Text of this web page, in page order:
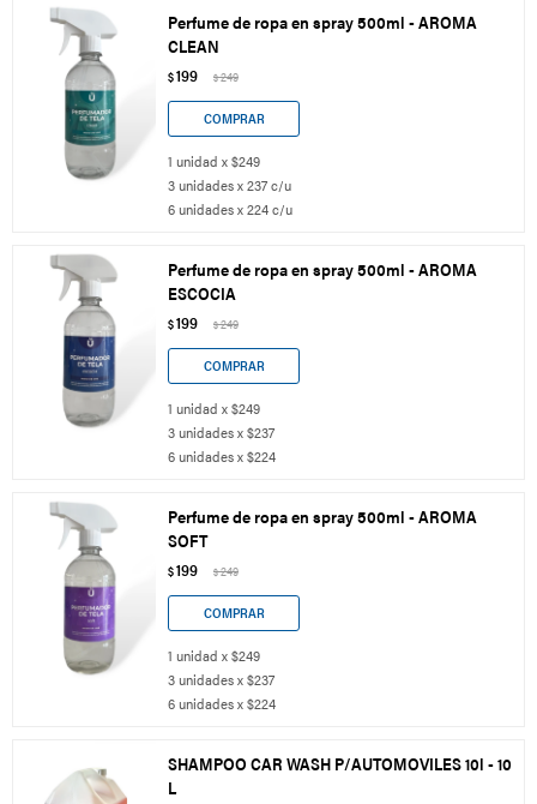
Perfume de ropa en spray 500ml - AROMA
CLEAN
$199 $249
1 unidad x $249
3 unidades x 237 c/u
6 unidades x 224 c/u
Perfume de ropa en spray 500ml - AROMA
ESCOCIA
$199 $249
1 unidad x $249
3 unidades x $237
6 unidades x $224
Perfume de ropa en spray 500ml - AROMA
SOFT
$199 $249
1 unidad x $249
3 unidades x $237
6 unidades x $224
SHAMPOO CAR WASH P/AUTOMOVILES 10l - 10
L